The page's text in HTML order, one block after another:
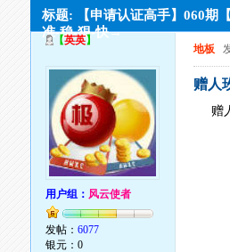
标题: 【申请认证高手】060期
准-稳-狠-快→
【英英】
用户组： 风云使者
发帖：6077
银元：0
地板
赠人
赠